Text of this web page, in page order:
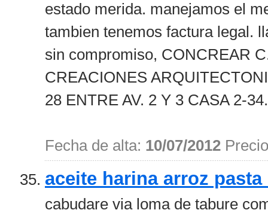
estado merida. manejamos el
tambien tenemos factura legal.
sin compromiso, CONCREAR
CREACIONES
28 ENTRE AV. 2 Y 3 CASA 2-
Fecha de alta: 10/07/2012
aceite harina arroz
cabudare via loma de tabure